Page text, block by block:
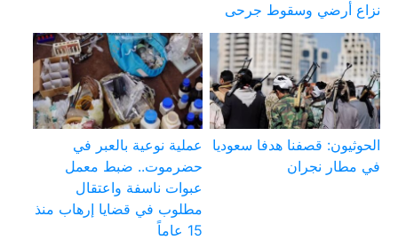
نزاع أرضي وسقوط جرحى
الحوثيون: قصفنا هدفا سعوديا
في مطار نجران
عملية نوعية بالعبر في
حضرموت.. ضبط معمل
عبوات ناسفة واعتقال
مطلوب في قضايا إرهاب منذ
15 عاماً